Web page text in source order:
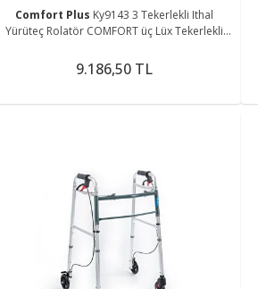
Comfort Plus Ky9143 3 Tekerlekli Ithal
Yürüteç Rolatör COMFORT üç Lüx Tekerlekli
9.186,50 TL